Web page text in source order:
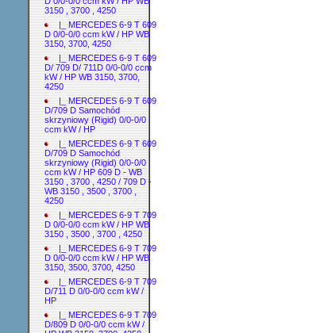
3150 , 3700 , 4250
|_ MERCEDES 6-9 T 609
D 0/0-0/0 ccm kW / HP WB
3150, 3700, 4250
|_ MERCEDES 6-9 T 609
D/ 709 D/ 711D 0/0-0/0 ccm
kW / HP WB 3150, 3700,
4250
|_ MERCEDES 6-9 T 609
D/709 D Samochód
skrzyniowy (Rigid) 0/0-0/0
ccm kW / HP
|_ MERCEDES 6-9 T 609
D/709 D Samochód
skrzyniowy (Rigid) 0/0-0/0
ccm kW / HP 609 D - WB
3150 , 3700 , 4250 / 709 D -
WB 3150 , 3500 , 3700 ,
4250
|_ MERCEDES 6-9 T 709
D 0/0-0/0 ccm kW / HP WB
3150 , 3500 , 3700 , 4250
|_ MERCEDES 6-9 T 709
D 0/0-0/0 ccm kW / HP WB
3150, 3500, 3700, 4250
|_ MERCEDES 6-9 T 709
D/711 D 0/0-0/0 ccm kW /
HP
|_ MERCEDES 6-9 T 709
D/809 D 0/0-0/0 ccm kW /